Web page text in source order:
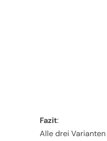
Fazit:
Alle drei